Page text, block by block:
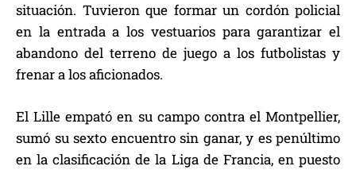
situación. Tuvieron que formar un cordón policial
en la entrada a los vestuarios para garantizar el
abandono del terreno de juego a los futbolistas y
frenar a los aficionados.
El Lille empató en su campo contra el Montpellier,
sumó su sexto encuentro sin ganar, y es penúltimo
en la clasificación de la Liga de Francia, en puesto